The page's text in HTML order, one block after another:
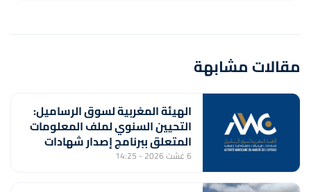
مقالات مشابهة
الهيئة المغربية لسوق الرساميل:
التحيين السنوي لملف المعلومات
المتعلق ببرنامج إصدار شهادات
الإيداع من طرف بنك "CFG"
6 غشت 2026 - 14:25